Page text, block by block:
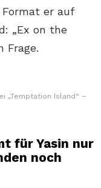
er auf
„Ex on the
Frage.
„Temptation Island“ –
für Yasin nur
noch